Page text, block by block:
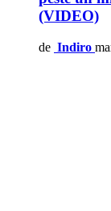
(VIDEO)
de Indiro